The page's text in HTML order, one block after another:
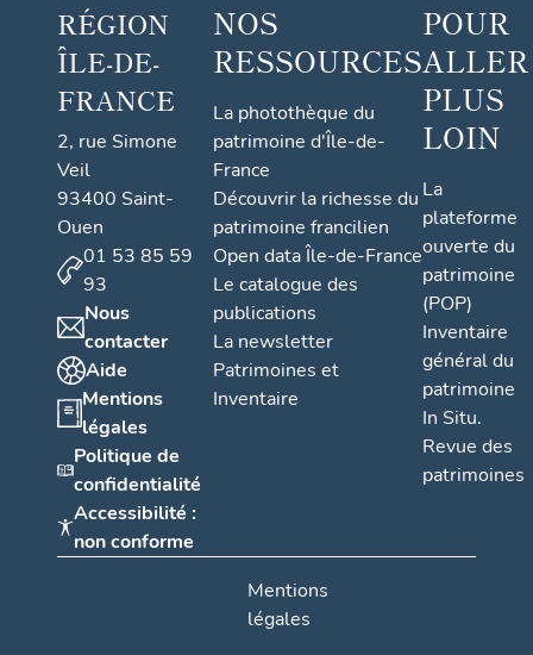
RÉGION
ÎLE-DE-
FRANCE
2, rue Simone
Veil
93400 Saint-
Ouen
01 53 85 59
93
Nous
contacter
Aide
Mentions
légales
Politique de
confidentialité
Accessibilité :
non conforme
NOS
RESSOURCES
La photothèque du
patrimoine d'Île-de-
France
Découvrir la richesse du
patrimoine francilien
Open data Île-de-France
Le catalogue des
publications
La newsletter
Patrimoines et
Inventaire
POUR
ALLER
PLUS
LOIN
La
plateforme
ouverte du
patrimoine
(POP)
Inventaire
général du
patrimoine
In Situ.
Revue des
patrimoines
Mentions
légales